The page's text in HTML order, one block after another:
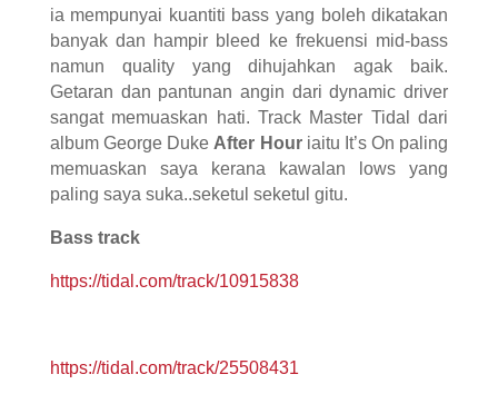
ia mempunyai kuantiti bass yang boleh dikatakan
banyak dan hampir bleed ke frekuensi mid-bass
namun quality yang dihujahkan agak baik.
Getaran dan pantunan angin dari dynamic driver
sangat memuaskan hati. Track Master Tidal dari
album George Duke After Houriaitu It’s On paling
memuaskan saya kerana kawalan lows yang
paling saya suka..seketul seketul gitu.
Bass track
https://tidal.com/track/10915838
https://tidal.com/track/25508431